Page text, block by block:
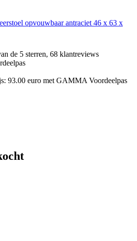
opvouwbaar antraciet 46 x 63 x
de 5 sterren, 68 klantreviews
93.00 euro met GAMMA Voordeelpas